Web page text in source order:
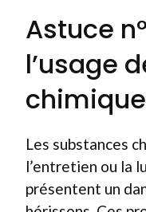
Astuce
l’usage
Les substances
l’entretien ou la
présentent un